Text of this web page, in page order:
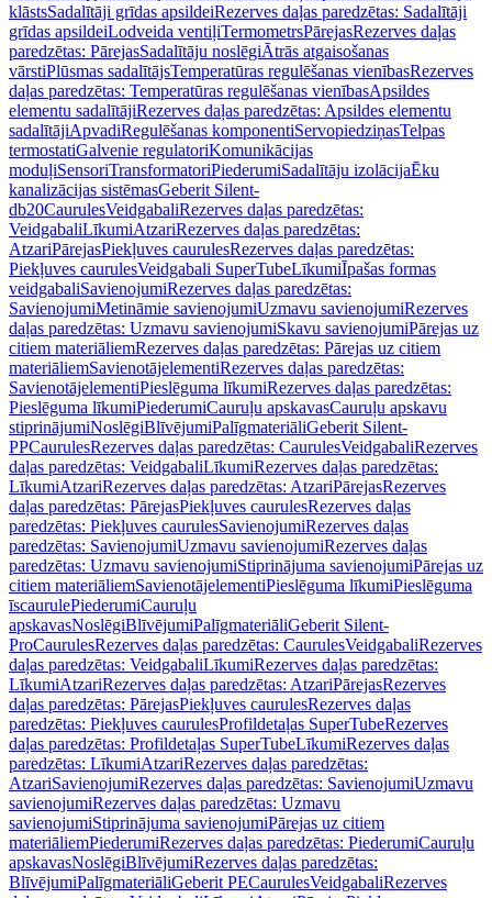
klāstsSadalītāji grīdas apsildeiRezerves daļas paredzētas: Sadalītāji
grīdas apsildeiLodveida ventiļiTermometrsPārejasRezerves daļas
paredzētas: PārejasSadalītāju noslēgiĀtrās atgaisošanas
vārstiPlūsmas sadalītājsTemperatūras regulēšanas vienībasRezerves
daļas paredzētas: Temperatūras regulēšanas vienībasApsildes
elementu sadalītājiRezerves daļas paredzētas: Apsildes elementu
sadalītājiApvadiRegulēšanas komponentiServopiedziņasTelpas
termostatiGalvenie regulatoriKomunikācijas
moduļiSensoriTransformatoriPiederumiSadalītāju izolācijaĒku
kanalizācijas sistēmasGeberit Silent-
db20CaurulesVeidgabaliRezerves daļas paredzētas:
VeidgabaliLīkumiAtzariRezerves daļas paredzētas:
AtzariPārejasPiekļuves caurulesRezerves daļas paredzētas:
Piekļuves caurulesVeidgabali SuperTubeLīkumiĪpašas formas
veidgabaliSavienojumiRezerves daļas paredzētas:
SavienojumiMetināmie savienojumiUzmavu savienojumiRezerves
daļas paredzētas: Uzmavu savienojumiSkavu savienojumiPārejas uz
citiem materiāliemRezerves daļas paredzētas: Pārejas uz citiem
materiāliemSavienotājelementiRezerves daļas paredzētas:
SavienotājelementiPieslēguma līkumiRezerves daļas paredzētas:
Pieslēguma līkumiPiederumiCauruļu apskavasCauruļu apskavu
stiprinājumiNoslēgiBlīvējumiPalīgmateriāliGeberit Silent-
PPCaurulesRezerves daļas paredzētas: CaurulesVeidgabaliRezerves
daļas paredzētas: VeidgabaliLīkumiRezerves daļas paredzētas:
LīkumiAtzariRezerves daļas paredzētas: AtzariPārejasRezerves
daļas paredzētas: PārejasPiekļuves caurulesRezerves daļas
paredzētas: Piekļuves caurulesSavienojumiRezerves daļas
paredzētas: SavienojumiUzmavu savienojumiRezerves daļas
paredzētas: Uzmavu savienojumiStiprinājuma savienojumiPārejas uz
citiem materiāliemSavienotājelementiPieslēguma līkumiPieslēguma
īscaurulePiederumiCauruļu
apskavasNoslēgiBlīvējumiPalīgmateriāliGeberit Silent-
ProCaurulesRezerves daļas paredzētas: CaurulesVeidgabaliRezerves
daļas paredzētas: VeidgabaliLīkumiRezerves daļas paredzētas:
LīkumiAtzariRezerves daļas paredzētas: AtzariPārejasRezerves
daļas paredzētas: PārejasPiekļuves caurulesRezerves daļas
paredzētas: Piekļuves caurulesProfildetaļas SuperTubeRezerves
daļas paredzētas: Profildetaļas SuperTubeLīkumiRezerves daļas
paredzētas: LīkumiAtzariRezerves daļas paredzētas:
AtzariSavienojumiRezerves daļas paredzētas: SavienojumiUzmavu
savienojumiRezerves daļas paredzētas: Uzmavu
savienojumiStiprinājuma savienojumiPārejas uz citiem
materiāliemPiederumiRezerves daļas paredzētas: PiederumiCauruļu
apskavasNoslēgiBlīvējumiRezerves daļas paredzētas:
BlīvējumiPalīgmateriāliGeberit PECaurulesVeidgabaliRezerves